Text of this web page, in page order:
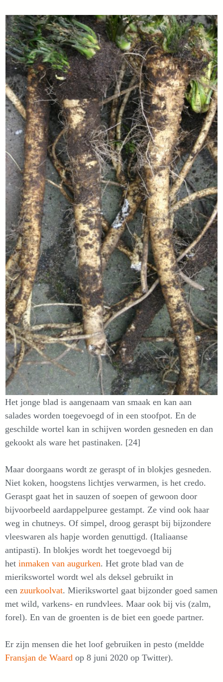
Het jonge blad is aangenaam van smaak en kan aan
salades worden toegevoegd of in een stoofpot. En de
geschilde wortel kan in schijven worden gesneden en dan
gekookt als ware het pastinaken. [24]
Maar doorgaans wordt ze geraspt of in blokjes gesneden.
Niet koken, hoogstens lichtjes verwarmen, is het credo.
Geraspt gaat het in sauzen of soepen of gewoon door
bijvoorbeeld aardappelpuree gestampt. Ze vind ook haar
weg in chutneys. Of simpel, droog geraspt bij bijzondere
vleeswaren als hapje worden genuttigd. (Italiaanse
antipasti). In blokjes wordt het toegevoegd bij
het inmaken van augurken. Het grote blad van de
mierikswortel wordt wel als deksel gebruikt in
een zuurkoolvat. Mierikswortel gaat bijzonder goed samen
met wild, varkens- en rundvlees. Maar ook bij vis (zalm,
forel). En van de groenten is de biet een goede partner.
Er zijn mensen die het loof gebruiken in pesto (meldde
Fransjan de Waard op 8 juni 2020 op Twitter).